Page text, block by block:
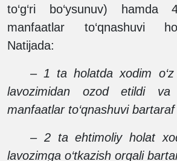
to‘g‘ri bo‘ysunuv)
manfaatlar to‘qnashuvi
Natijada:
– 1 ta holatda xodim o‘z
lavozimidan ozod etildi va
manfaatlar to‘qnashuvi
– 2 ta ehtimoliy holat
lavozimga o‘tkazish orqali